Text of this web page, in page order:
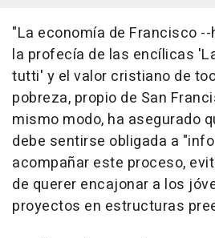
"La economía de Francisco
la profecía de las encílicas
tutti' y el valor cristiano de
pobreza, propio de San
mismo modo, ha asegurado
debe sentirse obligada a
acompañar este proceso,
de querer encajonar a los
proyectos en estructuras